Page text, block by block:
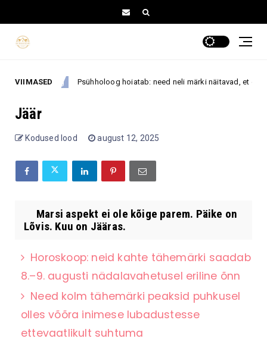
VIIMASED
eneseareng Psühholoog hoiatab: need neli märki näitavad, et oled
Jäär
Kodused lood august 12, 2025
Marsi aspekt ei ole kõige parem. Päike on
Lõvis. Kuu on Jääras.
Horoskoop: neid kahte tähemärki saadab
8.–9. augusti nädalavahetusel eriline õnn
Need kolm tähemärki peaksid puhkusel
olles võõra inimese lubadustesse
ettevaatlikult suhtuma